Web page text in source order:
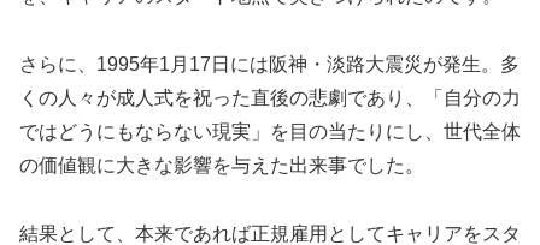
さらに、1995年1月17日には阪神・淡路大震災が発生。多
くの人々が成人式を祝った直後の悲劇であり、「自分の力
ではどうにもならない現実」を目の当たりにし、世代全体
の価値観に大きな影響を与えた出来事でした。
結果として、本来であれば正規雇用としてキャリアをスタ